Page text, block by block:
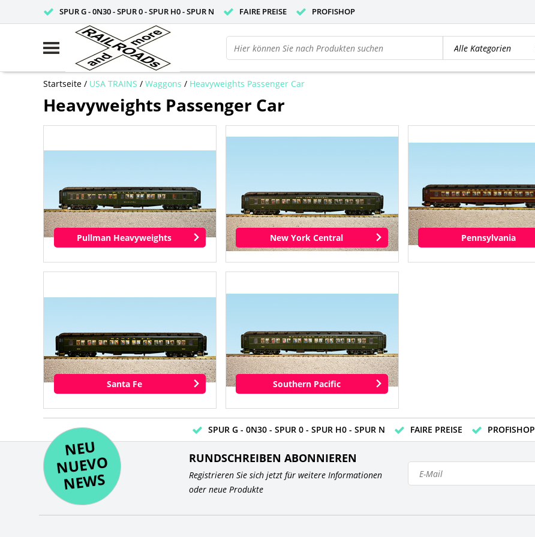
SPUR G - 0N30 - SPUR 0 - SPUR H0 - SPUR N FAIRE PREISE PROFISHOP
Startseite / USA TRAINS / Waggons / Heavyweights Passenger Car
Heavyweights Passenger Car
Pullman Heavyweights New York Central Pennsylvania
Santa Fe Southern Pacific
SPUR G - 0N30 - SPUR 0 - SPUR H0 - SPUR N FAIRE PREISE PROFISHOP
NE
U
N
UEV
O
NE
WS
RUNDSCHREIBEN ABONNIEREN
Registrieren Sie sich jetzt für weitere Informationen
oder neue Produkte